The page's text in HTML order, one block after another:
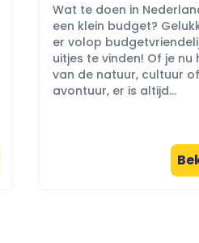
Wat te doen in
een klein budget?
er volop
uitjes te vinden! Of je nu
van de natuur, cultuur of
avontuur, er is altijd...